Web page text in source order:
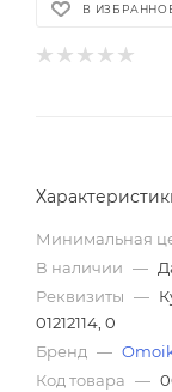
В
Минимальная
В наличии —
Реквизиты —
01212114, 0
Бренд —
Код товара —